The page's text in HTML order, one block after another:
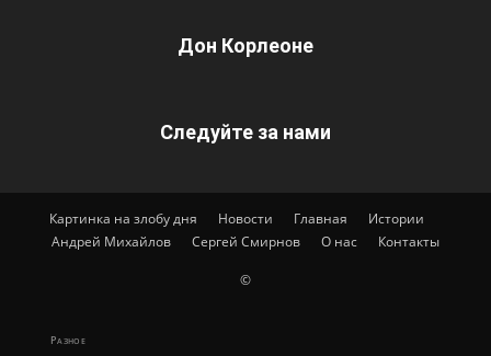
Дон Корлеоне
Следуйте за нами
Картинка на злобу дня Новости Главная
Истории
Андрей Михайлов
Сергей Смирнов О нас Контакты
©
Разное